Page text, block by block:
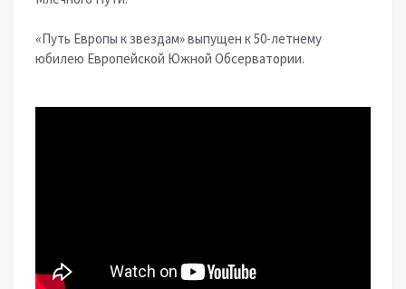
«Путь Европы к звездам» выпущен к 50-летнему
юбилею Европейской Южной Обсерватории.